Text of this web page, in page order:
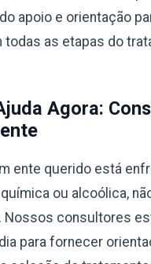
apoio e orientação
todas as etapas do
Agora:
ente querido está
ou alcoólica,
Nossos consultores
para fornecer